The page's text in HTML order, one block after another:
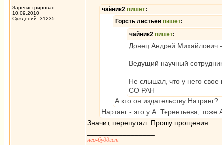
Зарегистрирован:
10.09.2010
Суждений: 31235
чайник2 пишет:
Горсть листьев пишет:
чайник2 пишет:
Донец Андрей Михайлович
Ведущий научный
Не слышал, что у него свое
СО РАН
А кто он издательству Натранг?
Нартанг - это у А. Терентьева, тоже
Значит, перепутал. Прошу прощения.
нео-буддист